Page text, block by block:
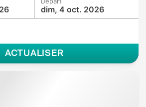
dim, 4 oct. 2026
ACTUALISER